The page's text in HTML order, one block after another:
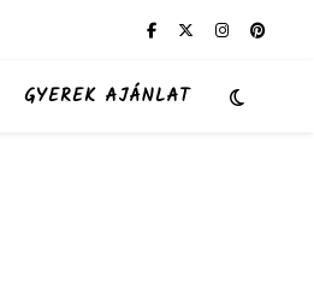
GYEREK AJÁNLAT